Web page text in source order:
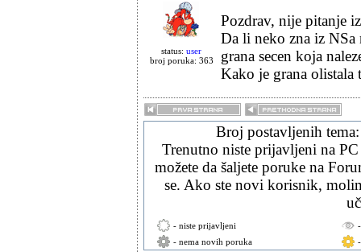
status: user
broj poruka: 363
Pozdrav, nije pitanje
Da li neko zna iz NSa
grana secen koja
Kako je grana olistala
Broj postavljenih
Trenutno niste prijavljeni na
možete da šaljete poruke na
se. Ako ste novi korisnik,
- niste prijavljeni
- nema novih poruka